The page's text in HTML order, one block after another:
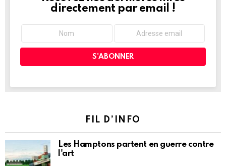
directement par email !
FIL D’INFO
Les Hamptons partent en guerre contre
l'art